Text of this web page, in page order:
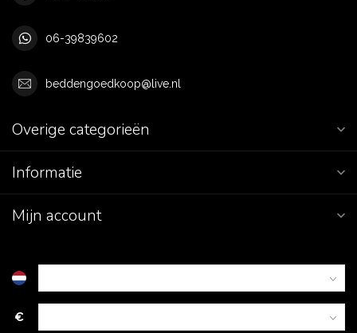
06-39839602
beddengoedkoop@live.nl
Overige categorieën
Informatie
Mijn account
€